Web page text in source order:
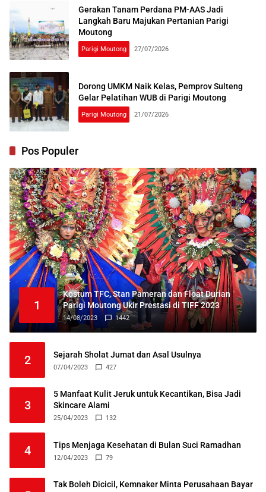
Gerakan Tanam Perdana PM-AAS Jadi
Langkah Baru Majukan Pertanian Parigi
Moutong
Parigi Moutong 27/07/2026
Dorong UMKM Naik Kelas, Pemprov Sulteng
Gelar Pelatihan WUB di Parigi Moutong
Parigi Moutong 21/07/2026
Pos Populer
1
Kostum TFC, Stan Pameran dan Float Durian
Parigi Moutong Ukir Prestasi di TIFF 2023
14/08/2023 1442
2 Sejarah Sholat Jumat dan Asal Usulnya
07/04/2023 427
3
5 Manfaat Kulit Jeruk untuk Kecantikan, Bisa Jadi
Skincare Alami
25/04/2023 132
4 Tips Menjaga Kesehatan di Bulan Suci Ramadhan
12/04/2023 79
Tak Boleh Dicicil, Kemnaker Minta Perusahaan Bayar